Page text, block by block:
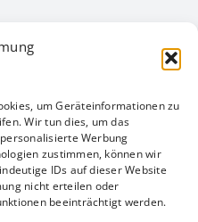
um Geräteinformationen zu
Wir tun dies, um das
Werbung
zustimmen, können wir
IDs auf dieser Website
nicht erteilen oder
beeinträchtigt werden.